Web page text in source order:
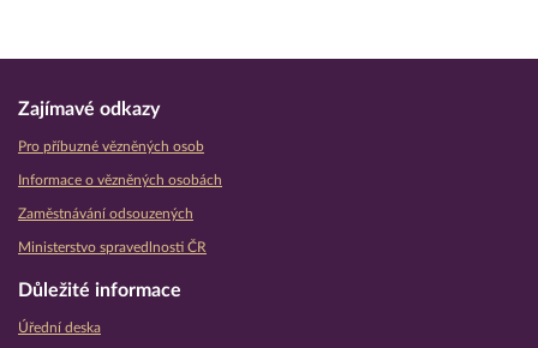
Zajímavé odkazy
Pro příbuzné vězněných osob
Informace o vězněných osobách
Zaměstnávání odsouzených
Ministerstvo spravedlnosti ČR
Důležité informace
Úřední deska